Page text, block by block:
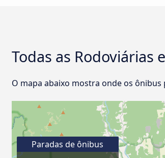
Todas as Rodoviárias
O mapa abaixo mostra onde os ônibus
Paradas de ônibus